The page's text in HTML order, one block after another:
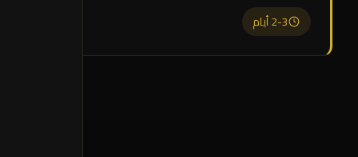
2-3 أيام